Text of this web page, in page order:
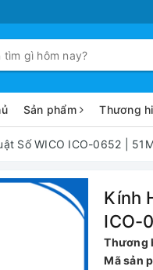
Sản phẩm Thương
Số WICO ICO-0652 |
Kính
ICO-
Thương
Mã sản